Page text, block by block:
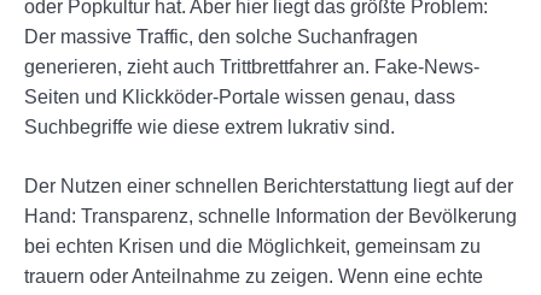
oder Popkultur hat. Aber hier liegt das größte Problem:
Der massive Traffic, den solche Suchanfragen
generieren, zieht auch Trittbrettfahrer an. Fake-News-
Seiten und Klickköder-Portale wissen genau, dass
Suchbegriffe wie diese extrem lukrativ sind.
Der Nutzen einer schnellen Berichterstattung liegt auf der
Hand: Transparenz, schnelle Information der Bevölkerung
bei echten Krisen und die Möglichkeit, gemeinsam zu
trauern oder Anteilnahme zu zeigen. Wenn eine echte